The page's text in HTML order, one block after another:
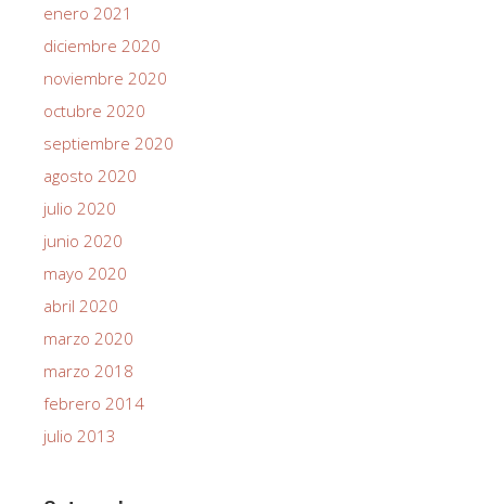
enero 2021
diciembre 2020
noviembre 2020
octubre 2020
septiembre 2020
agosto 2020
julio 2020
junio 2020
mayo 2020
abril 2020
marzo 2020
marzo 2018
febrero 2014
julio 2013